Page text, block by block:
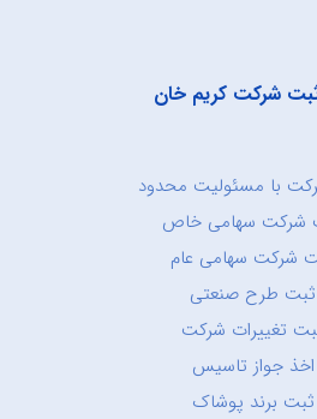
شرکت کریم خان
با مسئولیت محدود
شرکت سهامی خاص
شرکت سهامی عام
ثبت طرح صنعتی
تغییرات شرکت
اخذ جواز تاسیس
ثبت برند پوشاک